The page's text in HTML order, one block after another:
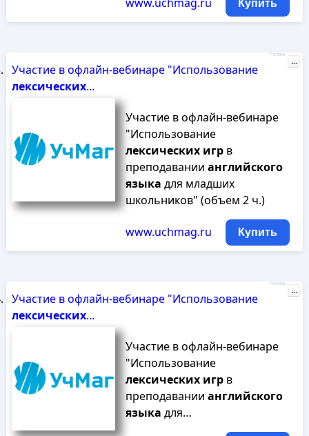
Купить
Участие в офлайн-вебинаре "Использование
лексических...
Участие в офлайн-вебинаре
"Использование
лексических игрв
преподавании английского
языка для младших
школьников" (объем 2 ч.)
www.uchmag.ru Купить
Реклама
...
Участие в офлайн-вебинаре "Использование
лексических...
Участие в офлайн-вебинаре
"Использование
лексических игрв
преподавании английского
языка для…
Реклама
...